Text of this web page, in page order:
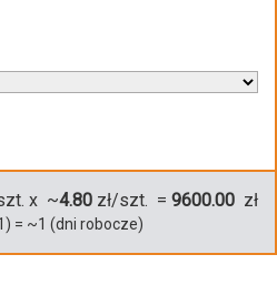
x ~4.80 zł/szt. = 9600.00 zł
) = ~1 (dni robocze)